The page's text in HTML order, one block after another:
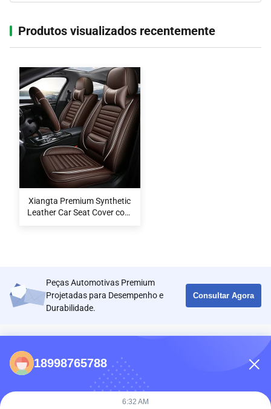
Produtos visualizados recentemente‌
Xiangta Premium Synthetic
Leather Car Seat Cover com
Peças Automotivas Premium
Projetadas para Desempenho e
Durabilidade.
Consultar Agora
86-0731-198823123-11
Puooedr@maoyt.com
18998765788
6:32 AM